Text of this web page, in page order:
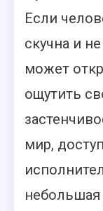
Если
скучна и
может
ощутить
мир,
небольшая